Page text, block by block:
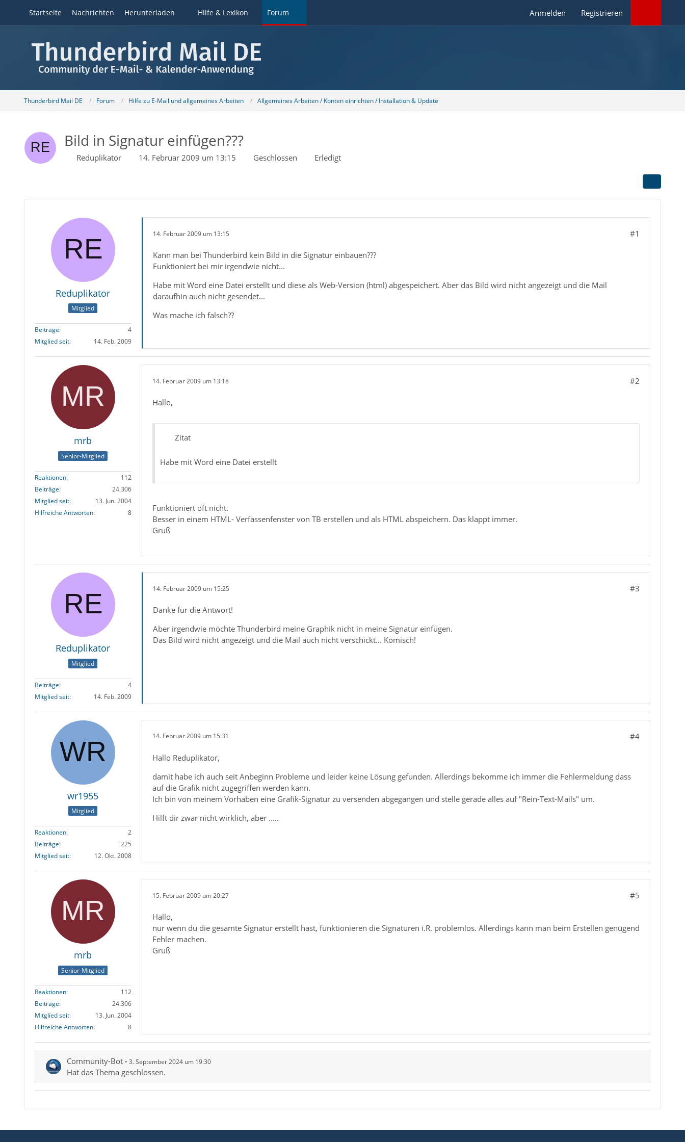
Startseite Nachrichten Herunterladen Hilfe & Lexikon Forum Anmelden Registrieren
Thunderbird Mail DE Forum Hilfe zu E-Mail und allgemeines Arbeiten Allgemeines Arbeiten / Konten einrichten / Installation & Update
Bild in Signatur einfügen???
Reduplikator 14. Februar 2009 um 13:15 Geschlossen Erledigt
Reduplikator
Mitglied
Beiträge
4
Mitglied seit
14. Feb. 2009
14. Februar 2009 um 13:15 #1
Kann man bei Thunderbird kein Bild in die Signatur einbauen???
Funktioniert bei mir irgendwie nicht...
Habe mit Word eine Datei erstellt und diese als Web-Version (html) abgespeichert. Aber das Bild wird nicht angezeigt und die Mail
daraufhin auch nicht gesendet...
Was mache ich falsch??
mrb
Senior-Mitglied
Reaktionen
112
Beiträge
24.306
Mitglied seit
13. Jun. 2004
Hilfreiche Antworten
8
14. Februar 2009 um 13:18 #2
Hallo,
Zitat
Habe mit Word eine Datei erstellt
Funktioniert oft nicht.
Besser in einem HTML- Verfassenfenster von TB erstellen und als HTML abspeichern. Das klappt immer.
Gruß
Reduplikator
Mitglied
Beiträge
4
Mitglied seit
14. Feb. 2009
14. Februar 2009 um 15:25 #3
Danke für die Antwort!
Aber irgendwie möchte Thunderbird meine Graphik nicht in meine Signatur einfügen.
Das Bild wird nicht angezeigt und die Mail auch nicht verschickt... Komisch!
wr1955
Mitglied
Reaktionen
2
Beiträge
225
Mitglied seit
12. Okt. 2008
14. Februar 2009 um 15:31 #4
Hallo Reduplikator,
damit habe ich auch seit Anbeginn Probleme und leider keine Lösung gefunden. Allerdings bekomme ich immer die Fehlermeldung dass
auf die Grafik nicht zugegriffen werden kann.
Ich bin von meinem Vorhaben eine Grafik-Signatur zu versenden abgegangen und stelle gerade alles auf "Rein-Text-Mails" um.
Hilft dir zwar nicht wirklich, aber .....
mrb
Senior-Mitglied
Reaktionen
112
Beiträge
24.306
Mitglied seit
13. Jun. 2004
Hilfreiche Antworten
8
15. Februar 2009 um 20:27 #5
Hallo,
nur wenn du die gesamte Signatur erstellt hast, funktionieren die Signaturen i.R. problemlos. Allerdings kann man beim Erstellen genügend
Fehler machen.
Gruß
Community-Bot 3. September 2024 um 19:30
Hat das Thema geschlossen.